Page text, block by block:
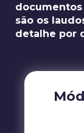
são os
detalhe por